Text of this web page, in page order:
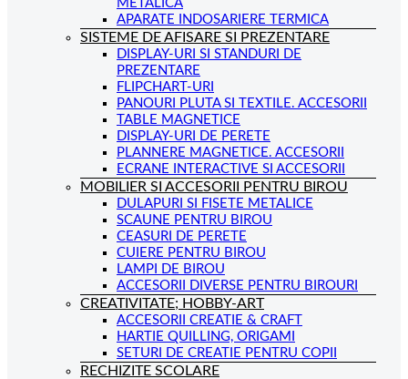
METALICA
APARATE INDOSARIERE TERMICA
SISTEME DE AFISARE SI PREZENTARE
DISPLAY-URI SI STANDURI DE
PREZENTARE
FLIPCHART-URI
PANOURI PLUTA SI TEXTILE. ACCESORII
TABLE MAGNETICE
DISPLAY-URI DE PERETE
PLANNERE MAGNETICE. ACCESORII
ECRANE INTERACTIVE SI ACCESORII
MOBILIER SI ACCESORII PENTRU BIROU
DULAPURI SI FISETE METALICE
SCAUNE PENTRU BIROU
CEASURI DE PERETE
CUIERE PENTRU BIROU
LAMPI DE BIROU
ACCESORII DIVERSE PENTRU BIROURI
CREATIVITATE; HOBBY-ART
ACCESORII CREATIE & CRAFT
HARTIE QUILLING, ORIGAMI
SETURI DE CREATIE PENTRU COPII
RECHIZITE SCOLARE